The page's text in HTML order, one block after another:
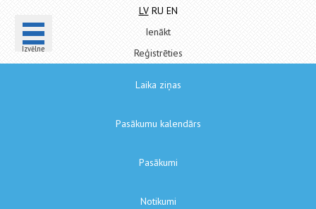
Izvēlne
LV RU EN
Ienākt
Reģistrēties
Laika ziņas
Pasākumu kalendārs
Pasākumi
Notikumi